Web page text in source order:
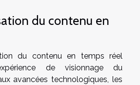
du contenu en
du contenu en temps réel
de visionnage du
avancées technologiques, les